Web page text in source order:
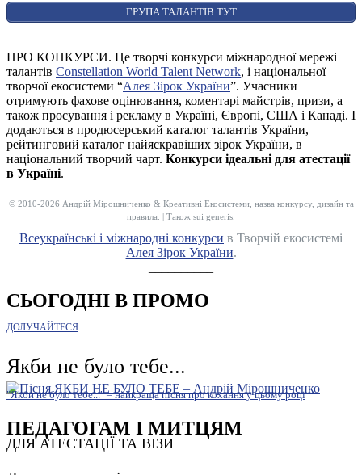
ГРУПА ТАЛАНТІВ ТУТ
ПРО КОНКУРСИ. Це творчі конкурси міжнародної мережі
талантів Constellation World Talent Network, і національної
творчої екосистеми “Алея Зірок України”. Учасники
отримують фахове оцінювання, коментарі майстрів, призи, а
також просування і рекламу в Україні, Європі, США і Канаді. І
додаються в продюсерський каталог талантів України,
рейтинговий каталог найяскравіших зірок України, в
національний творчий чарт. Конкурси ідеальні для атестації
в Україні.
© 2010-2026 Андрій Мірошниченко & Креативні Екосистеми, назва конкурсу, дизайн та
правила. | Також sui generis.
Всеукраїнські і міжнародні конкурси в Творчій екосистемі
Алея Зірок України.
СЬОГОДНІ В ПРОМО
ДОЛУЧАЙТЕСЯ
Якби не було тебе...
"Якби не було тебе..." – найкраща пісня про кохання у цьому році
ПЕДАГОГАМ І МИТЦЯМ
ДЛЯ АТЕСТАЦІЇ ТА ВІЗИ